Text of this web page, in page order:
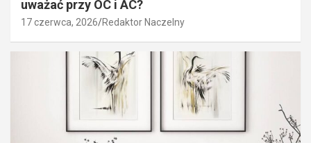
uważać przy OC i AC?
17 czerwca, 2026 Redaktor Naczelny